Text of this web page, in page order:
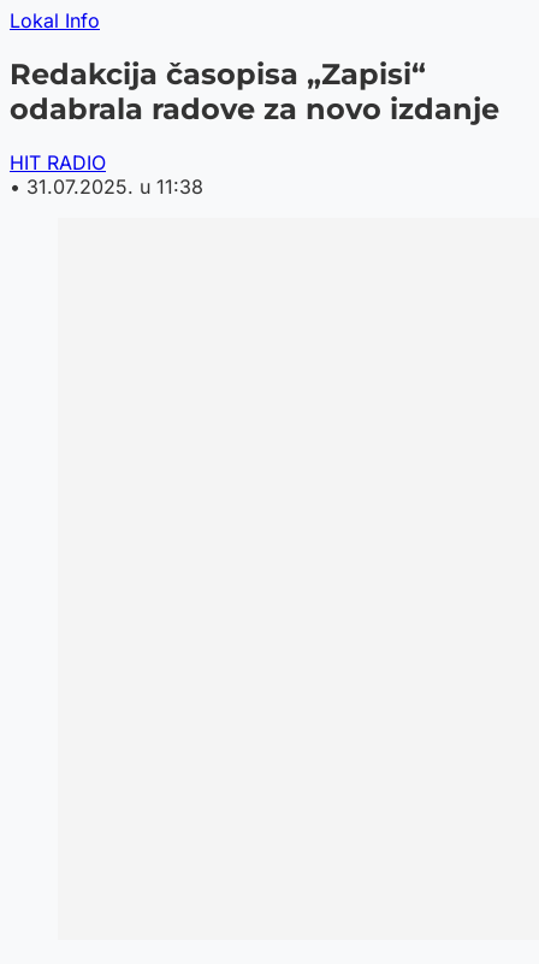
Lokal Info
Redakcija časopisa „Zapisi“
odabrala radove za novo izdanje
HIT RADIO
• 31.07.2025. u 11:38